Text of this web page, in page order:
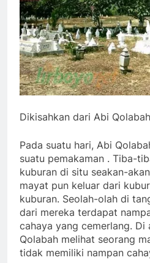
Dikisahkan dari Abi
Pada suatu hari, Abi
suatu pemakaman . Tiba-
kuburan di situ seakan-
mayat pun keluar dari
kuburan. Seolah-olah di
dari mereka terdapat
cahaya yang cemerlang. Di
Qolabah melihat seorang
tidak memiliki nampan